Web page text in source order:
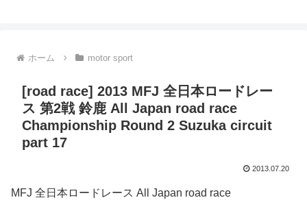
ホーム motor sport
[road race] 2013 MFJ 全日本ロードレー
ス 第2戦 鈴鹿 All Japan road race
Championship Round 2 Suzuka circuit
part 17
2013.07.20
MFJ 全日本ロードレース All Japan road race